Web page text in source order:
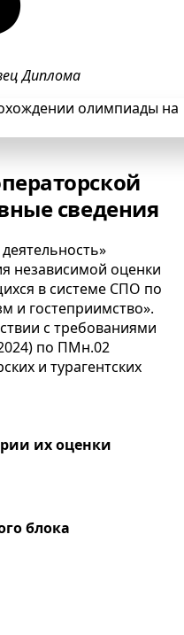
Диплома
сведения
независимой оценки
в системе СПО по
и гостеприимство».
с требованиями
) по ПМн.02
и турагентских
их оценки
блока